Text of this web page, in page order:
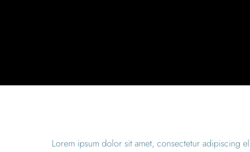
Lorem ipsum dolor sit amet, consectetur adipiscing